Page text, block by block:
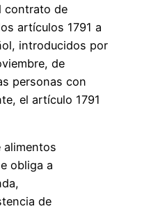
contrato de
artículos 1791 a
introducidos por
de
personas con
el artículo 1791
alimentos
obliga a
de